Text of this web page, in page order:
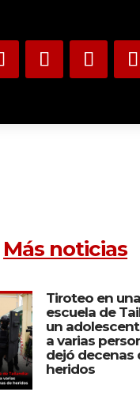
Más noticias
Tiroteo en una
escuela de
un
a varias
dejó decenas
heridos